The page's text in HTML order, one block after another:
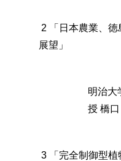
2 「日本農業、
展望」
明治大
授 橋
3 「完全制御型